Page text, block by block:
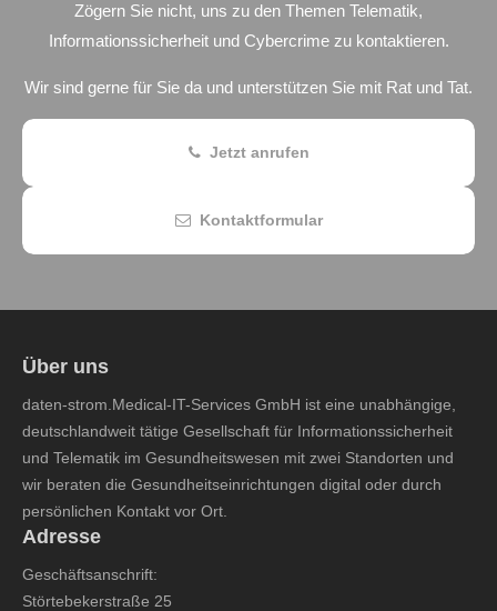
Zögern Sie nicht, uns zu den Themen Telematik,
Informationssicherheit und Cybercrime zu kontaktieren.
Wir sind gerne für Sie da und unterstützen Sie mit Rat und Tat.
Jetzt anrufen
Kontaktformular
Über uns
daten-strom.Medical-IT-Services GmbH ist eine unabhängige,
deutschlandweit tätige Gesellschaft für Informationssicherheit
und Telematik im Gesundheitswesen mit zwei Standorten und
wir beraten die Gesundheitseinrichtungen digital oder durch
persönlichen Kontakt vor Ort.
Adresse
Geschäftsanschrift:
Störtebekerstraße 25